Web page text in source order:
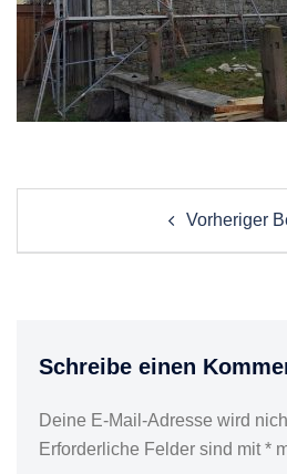
Vorheriger
Schreibe einen
Deine E-Mail-Adresse wird
Erforderliche Felder sind mit*